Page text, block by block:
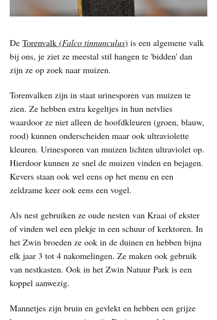
De Torenvalk (Falco tinnunculus) is een algemene valk
bij ons, je ziet ze meestal stil hangen te 'bidden' dan
zijn ze op zoek naar muizen.
Torenvalken zijn in staat urinesporen van muizen te
zien. Ze hebben extra kegeltjes in hun netvlies
waardoor ze niet alleen de hoofdkleuren (groen, blauw,
rood) kunnen onderscheiden maar ook ultraviolette
kleuren. Urinesporen van muizen lichten ultraviolet op.
Hierdoor kunnen ze snel de muizen vinden en bejagen.
Kevers staan ook wel eens op het menu en een
zeldzame keer ook eens een vogel.
Als nest gebruiken ze oude nesten van Kraai of ekster
of vinden wel een plekje in een schuur of kerktoren. In
het Zwin broeden ze ook in de duinen en hebben bijna
elk jaar 3 tot 4 nakomelingen. Ze maken ook gebruik
van nestkasten. Ook in het Zwin Natuur Park is een
koppel aanwezig.
Mannetjes zijn bruin en gevlekt en hebben een grijze